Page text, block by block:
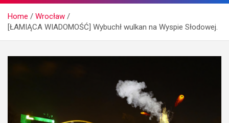
Home
Wrocław
[ŁAMIĄCA WIADOMOŚĆ] Wybuchł wulkan na Wyspie Słodowej.